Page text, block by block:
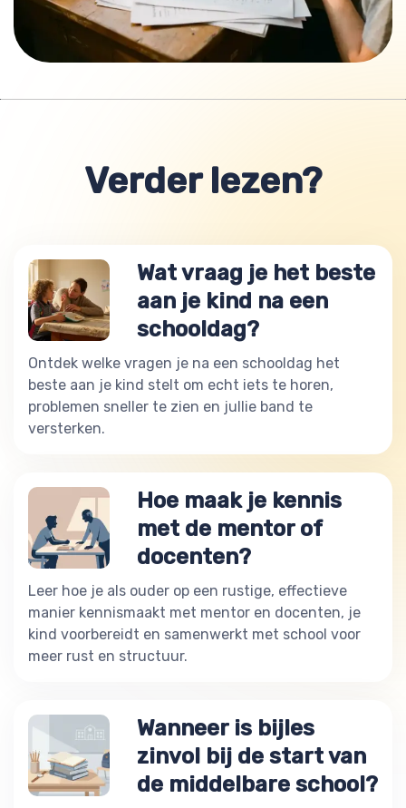
Verder lezen?
Wat vraag je het beste
aan je kind na een
schooldag?
Ontdek welke vragen je na een schooldag het
beste aan je kind stelt om echt iets te horen,
problemen sneller te zien en jullie band te
versterken.
Hoe maak je kennis
met de mentor of
docenten?
Leer hoe je als ouder op een rustige, effectieve
manier kennismaakt met mentor en docenten, je
kind voorbereidt en samenwerkt met school voor
meer rust en structuur.
Wanneer is bijles
zinvol bij de start van
de middelbare school?